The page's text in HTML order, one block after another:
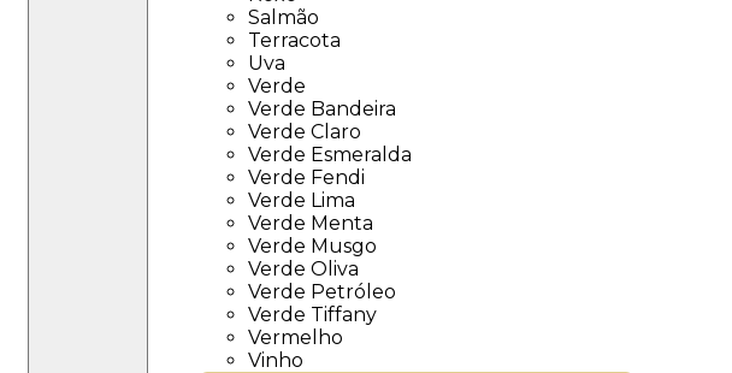
Salmão
Terracota
Uva
Verde
Verde Bandeira
Verde Claro
Verde Esmeralda
Verde Fendi
Verde Lima
Verde Menta
Verde Musgo
Verde Oliva
Verde Petróleo
Verde Tiffany
Vermelho
Vinho